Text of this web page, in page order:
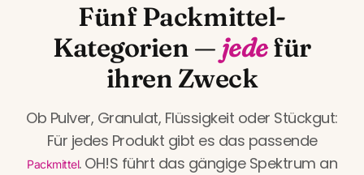
Fünf Packmittel-
Kategorien — jedefür
ihren Zweck
Ob Pulver, Granulat, Flüssigkeit oder Stückgut:
Für jedes Produkt gibt es das passende
Packmittel. OH!S führt das gängige Spektrum an